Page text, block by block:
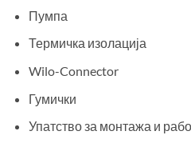
Пумпа
Термичка изолација
Wilo-Connector
Гумички
Упатство за монтажа и